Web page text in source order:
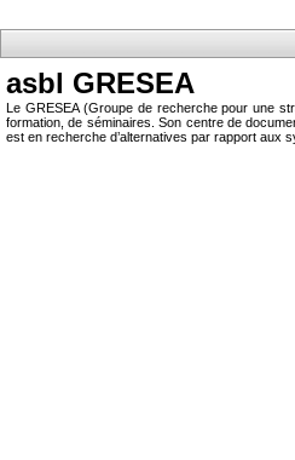
asbl GRESEA
Le GRESEA (Groupe de recherche pour une
formation, de séminaires. Son centre de
est en recherche d’alternatives par rapport aux